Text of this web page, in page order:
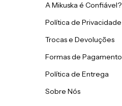
A Mikuska é Confiável?
Política de Privacidade
Trocas e Devoluções
Formas de Pagamento
Política de Entrega
Sobre Nós